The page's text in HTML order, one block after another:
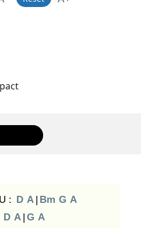
: D A | Bm G A
D A | G A